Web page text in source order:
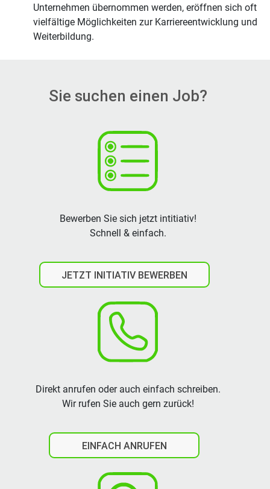
Unternehmen übernommen werden, eröffnen sich oft
vielfältige Möglichkeiten zur Karriereentwicklung und
Weiterbildung.
Sie suchen einen Job?
Bewerben Sie sich jetzt intitiativ!
Schnell & einfach.
JETZT INITIATIV BEWERBEN
Direkt anrufen oder auch einfach schreiben.
Wir rufen Sie auch gern zurück!
EINFACH ANRUFEN